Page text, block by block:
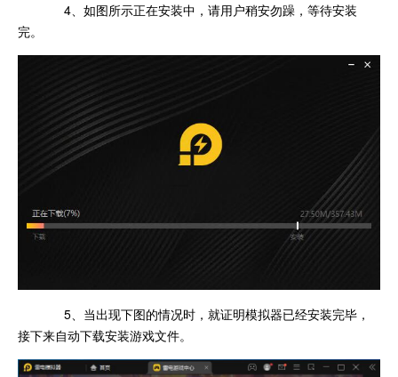
4、如图所示正在安装中，请用户稍安勿躁，等待安装
完。
5、当出现下图的情况时，就证明模拟器已经安装完毕，
接下来自动下载安装游戏文件。